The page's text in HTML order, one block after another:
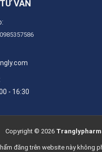
VẤN
0985357586
- 16:30
Copyright © 2026
đăng trên website này không